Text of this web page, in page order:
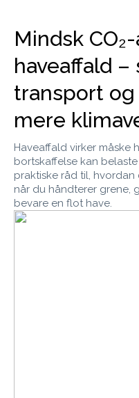
Mindsk
haveaffald –
transport
mere
Haveaffald virker måske
bortskaffelse kan
praktiske råd til, hvordan
når du håndterer grene,
bevare en flot have.